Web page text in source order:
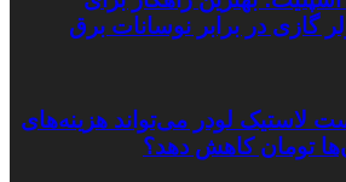
گازی در برابر نوسانات برق
لاستیک لودر می‌تواند هزینه‌های
تومان کاهش دهد؟